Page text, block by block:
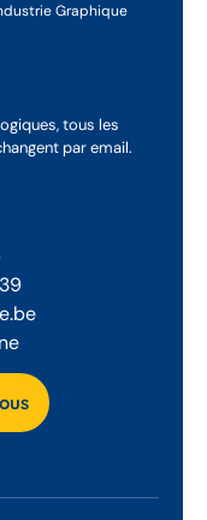
Graphique
tous les
par email.